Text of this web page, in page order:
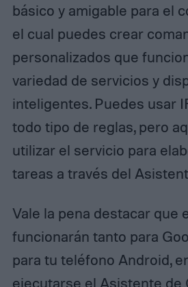
básico y amigable para el
el cual puedes crear
personalizados que
variedad de servicios y
inteligentes. Puedes usar
todo tipo de reglas, pero
utilizar el servicio para
tareas a través del
Vale la pena destacar que
funcionarán tanto para
para tu teléfono Android,
ejecutarse el Asistente de